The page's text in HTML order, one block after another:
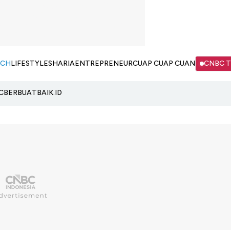
LIFESTYLESHARIAENTREPRENEURCUAP CUAP CUAN CNBC
BERBUATBAIK.ID